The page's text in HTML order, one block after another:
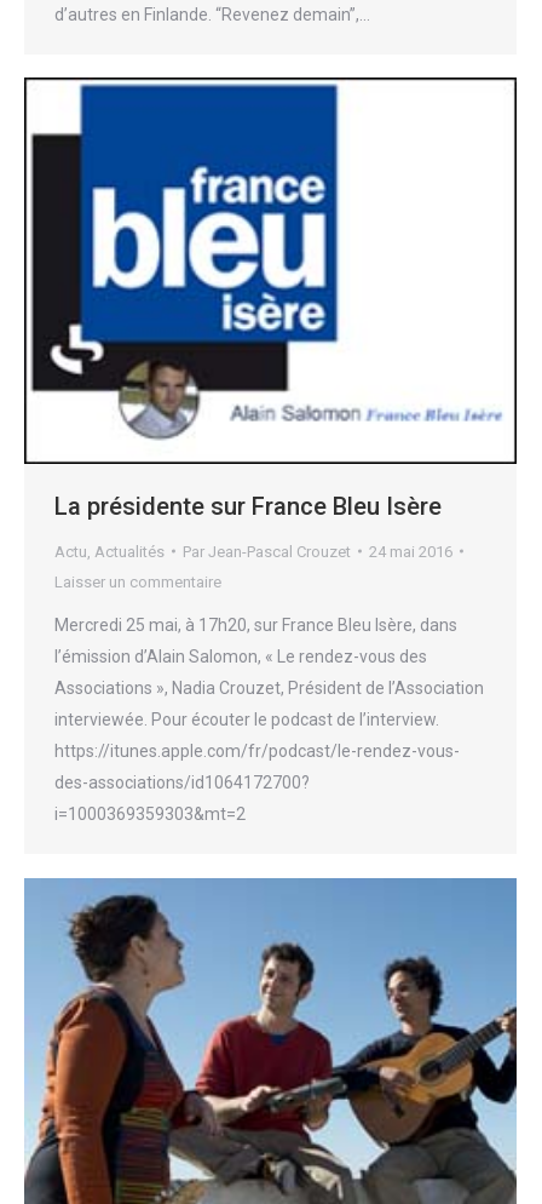
d’autres en Finlande. “Revenez demain”,…
La présidente sur France Bleu Isère
Actu Actualités Par Jean-Pascal Crouzet
24 mai 2016
Laisser un commentaire
Mercredi 25 mai, à 17h20, sur France Bleu Isère, dans
l’émission d’Alain Salomon, « Le rendez-vous des
Associations », Nadia Crouzet, Président de l’Association
interviewée. Pour écouter le podcast de l’interview.
https://itunes.apple.com/fr/podcast/le-rendez-vous-
des-associations/id1064172700?
i=1000369359303&mt=2